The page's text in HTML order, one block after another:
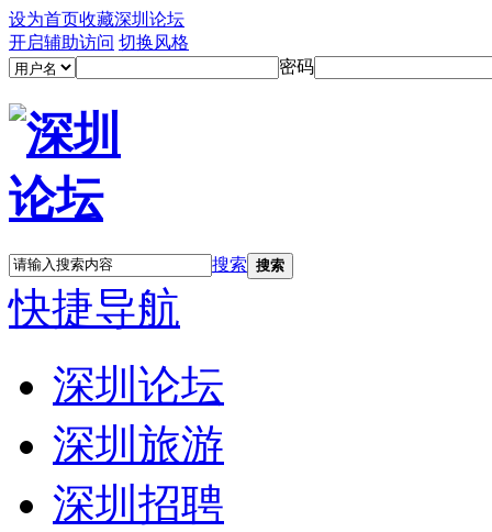
设为首页收藏深圳论坛
开启辅助访问 切换风格
密码
搜索 搜索
快捷导航
深圳论坛
深圳旅游
深圳招聘